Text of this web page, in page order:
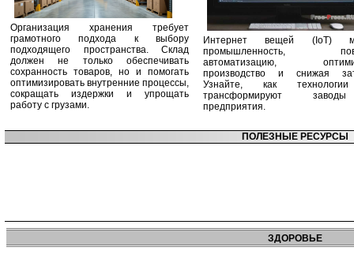
Организация хранения требует
грамотного подхода к выбору
подходящего пространства. Склад
должен не только обеспечивать
сохранность товаров, но и помогать
оптимизировать внутренние процессы,
сокращать издержки и упрощать
работу с грузами.
Интернет вещей (IoT)
промышленность,
автоматизацию,
производство и снижая
Узнайте, как
трансформируют
предприятия.
ПОЛЕЗНЫЕ РЕСУРСЫ
ЗДОРОВЬЕ